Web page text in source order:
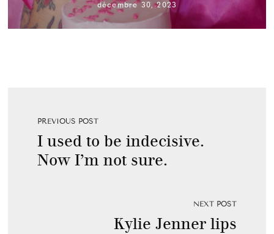
décembre 30, 2023
PREVIOUS POST
I used to be indecisive.
Now I’m not sure.
NEXT POST
Kylie Jenner lips